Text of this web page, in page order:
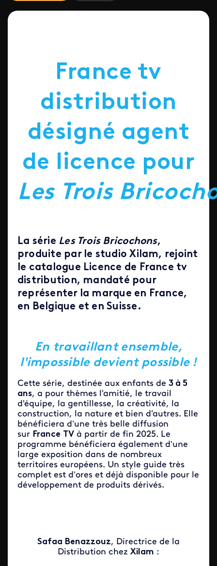
France tv
distribution
désigné agent
de licence pour
Les Trois
La série Les Trois Bricochons,
produite par le studio Xilam, rejoint
le catalogue Licence de France tv
distribution, mandaté pour
représenter la marque en France,
en Belgique et en Suisse.
En travaillant ensemble,
l'impossible devient possible !
Cette série, destinée aux enfants de 3 à 5
ans, a pour thèmes l'amitié, le travail
d'équipe, la gentillesse, la créativité, la
construction, la nature et bien d'autres. Elle
bénéficiera d’une très belle diffusion
sur France TV à partir de fin 2025. Le
programme bénéficiera également d’une
large exposition dans de nombreux
territoires européens. Un style guide très
complet est d’ores et déjà disponible pour le
développement de produits dérivés.
Safaa Benazzouz, Directrice de la
Distribution chez Xilam :